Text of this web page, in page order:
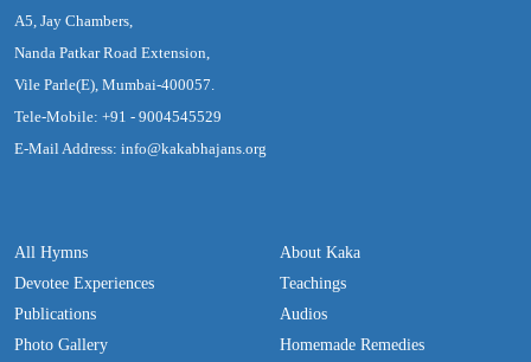
A5, Jay Chambers,
Nanda Patkar Road Extension,
Vile Parle(E), Mumbai-400057.
Tele-Mobile: +91 - 9004545529
E-Mail Address: info@kakabhajans.org
All Hymns
Devotee Experiences
Publications
Photo Gallery
About Kaka
Teachings
Audios
Homemade Remedies